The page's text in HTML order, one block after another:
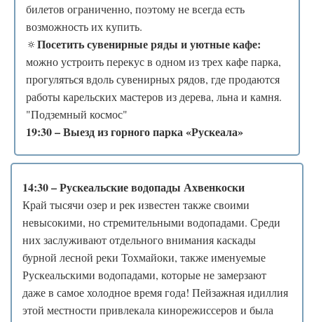
билетов ограниченно, поэтому не всегда есть
возможность их купить.
🔅Посетить сувенирные ряды и уютные кафе:
можно устроить перекус в одном из трех кафе парка,
прогуляться вдоль сувенирных рядов, где продаются
работы карельских мастеров из дерева, льна и камня.
"Подземный космос"
19:30 – Выезд из горного парка «Рускеала»
14:30 – Рускеальские водопады Ахвенкоски
Край тысячи озер и рек известен также своими
невысокими, но стремительными водопадами. Среди
них заслуживают отдельного внимания каскады
бурной лесной реки Тохмайоки, также именуемые
Рускеальскими водопадами, которые не замерзают
даже в самое холодное время года! Пейзажная идиллия
этой местности привлекала кинорежиссеров и была